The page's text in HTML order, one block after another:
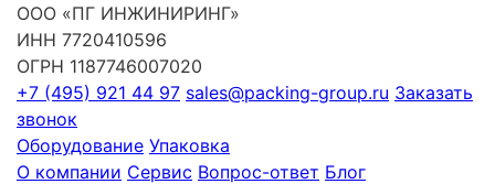
ООО «ПГ ИНЖИНИРИНГ»
ИНН 7720410596
ОГРН 1187746007020
+7 (495) 921 44 97 sales@packing-group.ru Заказать
звонок
Оборудование Упаковка
О компании Сервис Вопрос-ответ Блог